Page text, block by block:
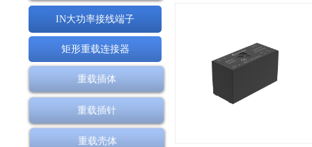
IN大功率接线端子
矩形重载连接器
重载插体
重载插针
重载壳体